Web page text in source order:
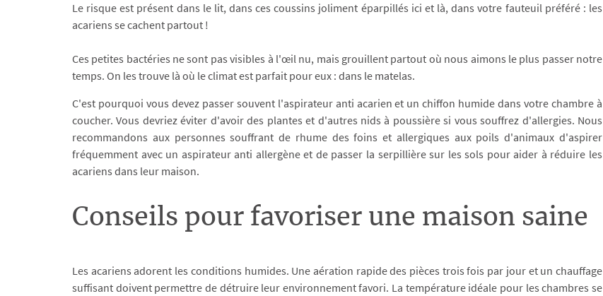
Le risque est présent dans le lit, dans ces coussins joliment éparpillés ici et là, dans votre fauteuil préféré : les
acariens se cachent partout !
Ces petites bactéries ne sont pas visibles à l'œil nu, mais grouillent partout où nous aimons le plus passer notre
temps. On les trouve là où le climat est parfait pour eux : dans le matelas.
C'est pourquoi vous devez passer souvent l'aspirateur anti acarien et un chiffon humide dans votre chambre à
coucher. Vous devriez éviter d'avoir des plantes et d'autres nids à poussière si vous souffrez d'allergies. Nous
recommandons aux personnes souffrant de rhume des foins et allergiques aux poils d'animaux d'aspirer
fréquemment avec un aspirateur anti allergène et de passer la serpillière sur les sols pour aider à réduire les
acariens dans leur maison.
Conseils pour favoriser une maison saine
Les acariens adorent les conditions humides. Une aération rapide des pièces trois fois par jour et un chauffage
suffisant doivent permettre de détruire leur environnement favori. La température idéale pour les chambres se